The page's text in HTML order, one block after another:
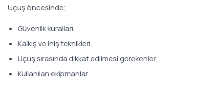
Uçuş öncesinde;
Güvenlik kuralları,
Kalkış ve iniş teknikleri,
Uçuş sırasında dikkat edilmesi gerekenler,
Kullanılan ekipmanlar